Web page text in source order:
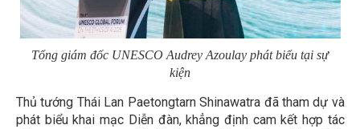
Tổng giám đốc UNESCO Audrey Azoulay phát biểu tại sự
kiện
Thủ tướng Thái Lan Paetongtarn Shinawatra đã tham dự và
phát biểu khai mạc Diễn đàn, khẳng định cam kết hợp tác